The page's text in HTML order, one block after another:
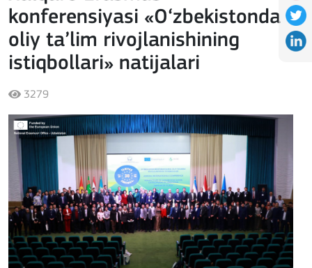
konferensiyasi «O‘zbekistonda
oliy ta’lim rivojlanishining
istiqbollari» natijalari
3279